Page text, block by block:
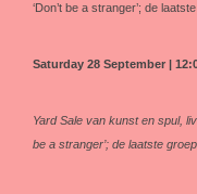
‘Don’t be a stranger’; de
Saturday 28 September |
Yard Sale van kunst en spul,
be a stranger’; de laatste